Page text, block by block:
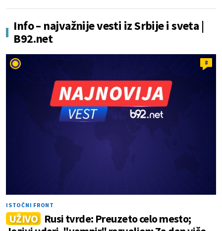
Info – najvažnije vesti iz Srbije i sveta |
B92.net
8
ISTOČNI FRONT
UŽIVO Rusi tvrde: Preuzeto celo mesto;